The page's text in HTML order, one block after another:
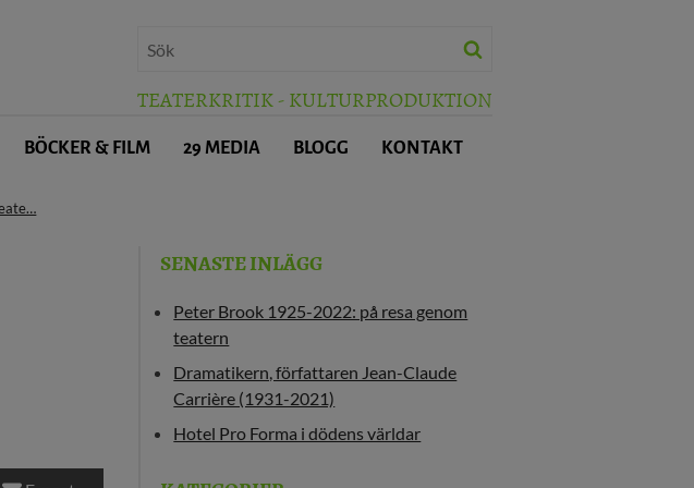
TEATERKRITIK - KULTURPRODUKTION
BÖCKER & FILM 29 MEDIA BLOGG KONTAKT
SENASTE INLÄGG
Peter Brook 1925-2022: på resa genom
teatern
Dramatikern, författaren Jean-Claude
Carrière (1931-2021)
Hotel Pro Forma i dödens världar